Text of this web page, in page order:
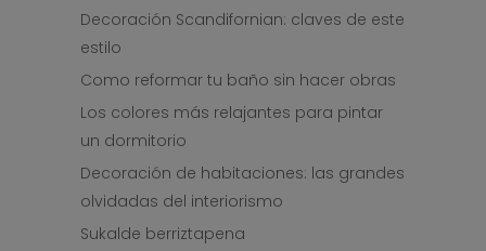
Decoración Scandifornian: claves de este
estilo
Como reformar tu baño sin hacer obras
Los colores más relajantes para pintar
un dormitorio
Decoración de habitaciones: las grandes
olvidadas del interiorismo
Sukalde berriztapena